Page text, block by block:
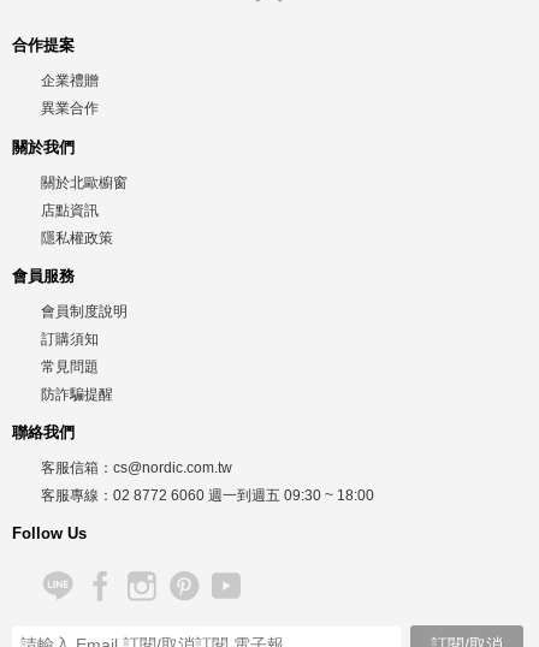
合作提案
企業禮贈
異業合作
關於我們
關於北歐櫥窗
店點資訊
隱私權政策
會員服務
會員制度說明
訂購須知
常見問題
防詐騙提醒
聯絡我們
客服信箱： cs@nordic.com.tw
客服專線： 02 8772 6060 週一到週五 09:30 ~ 18:00
Follow Us